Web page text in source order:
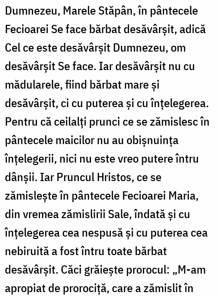
Dumnezeu, Marele Stăpân, în pântecele
Fecioarei Se face bărbat desăvârșit, adică
Cel ce este desăvârșit Dumnezeu, om
desăvârșit Se face. Iar desăvârșit nu cu
mădularele, fiind bărbat mare și
desăvârșit, ci cu puterea și cu înțelegerea.
Pentru că ceilalți prunci ce se zămislesc în
pântecele maicilor nu au obișnuința
înțelegerii, nici nu este vreo putere întru
dânșii. Iar Pruncul Hristos, ce se
zămislește în pântecele Fecioarei Maria,
din vremea zămislirii Sale, îndată și cu
înțelegerea cea nespusă și cu puterea cea
nebiruită a fost întru toate bărbat
desăvârșit. Căci grăiește prorocul: „M-am
apropiat de prorociță, care a zămislit în